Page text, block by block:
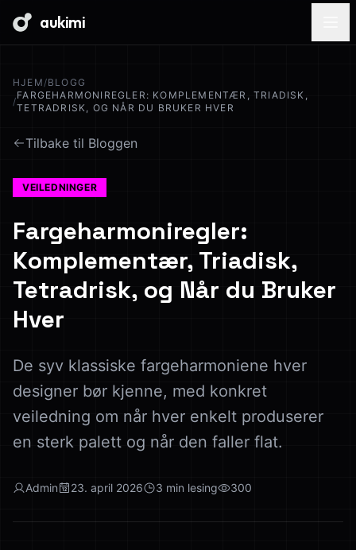
aukimi
HJEM /BLOGG
/
FARGEHARMONIREGLER: KOMPLEMENTÆR, TRIADISK,
TETRADRISK, OG NÅR DU BRUKER HVER
Tilbake til Bloggen
VEILEDNINGER
Fargeharmoniregler:
Komplementær, Triadisk,
Tetradrisk, og Når du Bruker
Hver
De syv klassiske fargeharmoniene hver
designer bør kjenne, med konkret
veiledning om når hver enkelt produserer
en sterk palett og når den faller flat.
Admin 23. april 2026 3 min lesing 300